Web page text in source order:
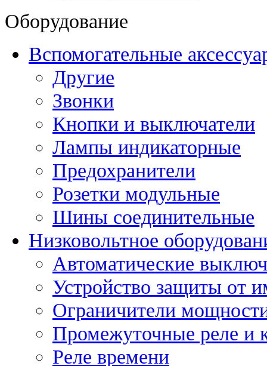
Оборудование
Вспомогательные
Другие
Звонки
Кнопки и выключатели
Лампы индикаторные
Предохранители
Розетки модульные
Шины соединительные
Низковольтное
Автоматические
Устройство защиты от
Ограничители
Промежуточные реле и
Реле времени